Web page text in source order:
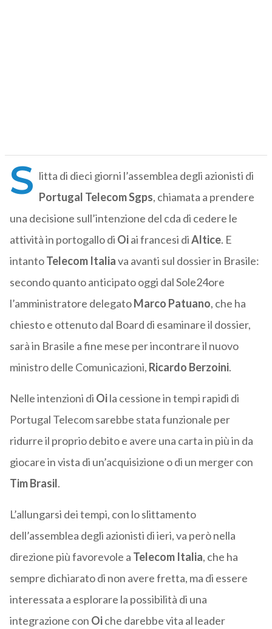
S litta di dieci giorni l’assemblea degli azionisti di
Portugal Telecom Sgps, chiamata a prendere
una decisione sull’intenzione del cda di cedere le
attività in portogallo di Oiai francesi diAltice. E
intantoTelecom Italiava avanti sul dossier in Brasile:
secondo quanto anticipato oggi dal Sole24ore
l’amministratore delegatoMarco Patuano, che ha
chiesto e ottenuto dal Board di esaminare il dossier,
sarà in Brasile a fine mese per incontrare il nuovo
ministro delle Comunicazioni, Ricardo Berzoini.
Nelle intenzioni di Oila cessione in tempi rapidi di
Portugal Telecom sarebbe stata funzionale per
ridurre il proprio debito e avere una carta in più in da
giocare in vista di un’acquisizione o di un merger con
Tim Brasil.
L’allungarsi dei tempi, con lo slittamento
dell’assemblea degli azionisti di ieri, va però nella
direzione più favorevole a Telecom Italia, che ha
sempre dichiarato di non avere fretta, ma di essere
interessata a esplorare la possibilità di una
integrazione con Oiche darebbe vita al leader